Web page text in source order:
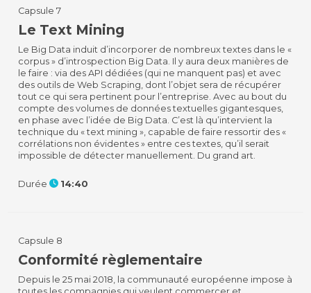
Capsule 7
Le Text Mining
Le Big Data induit d’incorporer de nombreux textes dans le «
corpus » d’introspection Big Data. Il y aura deux manières de
le faire : via des API dédiées (qui ne manquent pas) et avec
des outils de Web Scraping, dont l’objet sera de récupérer
tout ce qui sera pertinent pour l’entreprise. Avec au bout du
compte des volumes de données textuelles gigantesques,
en phase avec l’idée de Big Data. C’est là qu’intervient la
technique du « text mining », capable de faire ressortir des «
corrélations non évidentes » entre ces textes, qu’il serait
impossible de détecter manuellement. Du grand art.
Durée 14:40
Capsule 8
Conformité règlementaire
Depuis le 25 mai 2018, la communauté européenne impose à